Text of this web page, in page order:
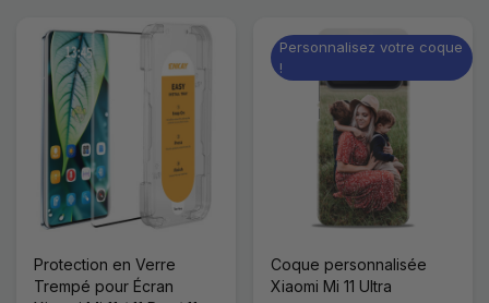
Protection en Verre
Trempé pour Écran
Coque personnalisée
Xiaomi Mi 11 Ultra
Personnalisez votre coque
!